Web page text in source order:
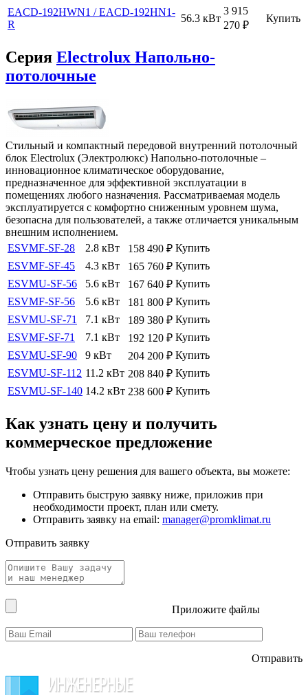
EACD-192HWN1 / EACD-192HN1-
R
56.3 кВт
3 915
270 ₽
Купить
Серия Electrolux Напольно-
потолочные
Стильный и компактный передовой внутренний потолочный
блок Electrolux (Электролюкс) Напольно-потолочные –
инновационное климатическое оборудование,
предназначенное для эффективной эксплуатации в
помещениях любого назначения. Рассматриваемая модель
эксплуатируется с комфортно сниженным уровнем шума,
безопасна для пользователей, а также отличается уникальным
внешним исполнением.
ESVMF-SF-28
2.8 кВт 158 490 ₽ Купить
ESVMF-SF-45
4.3 кВт 165 760 ₽ Купить
ESVMU-SF-56
5.6 кВт 167 640 ₽ Купить
ESVMF-SF-56
5.6 кВт 181 800 ₽ Купить
ESVMU-SF-71
7.1 кВт 189 380 ₽ Купить
ESVMF-SF-71
7.1 кВт 192 120 ₽ Купить
ESVMU-SF-90
9 кВт 204 200 ₽ Купить
ESVMU-SF-112 11.2 кВт 208 840 ₽ Купить
ESVMU-SF-140 14.2 кВт 238 600 ₽ Купить
Как узнать цену и получить
коммерческое предложение
Чтобы узнать цену решения для вашего объекта, вы можете:
Отправить быструю заявку ниже, приложив при
необходимости проект, план или смету.
Отправить заявку на email: manager@promklimat.ru
Отправить заявку
Приложите файлы
Отправить